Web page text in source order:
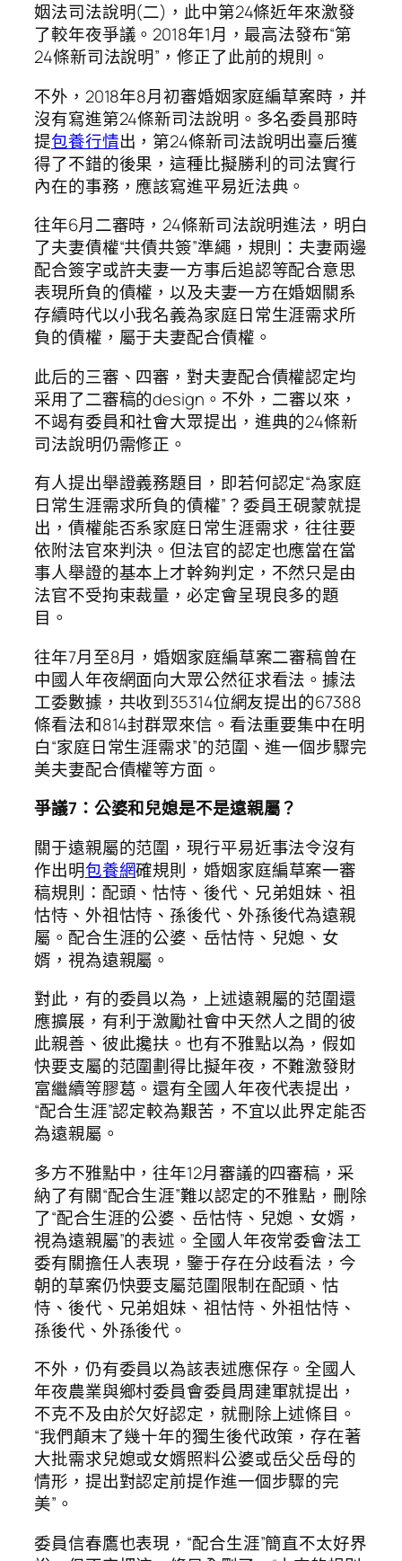
姻法司法說明(二)，此中第24條近年來激發
了較年夜爭議。2018年1月，最高法發布“第
24條新司法說明”，修正了此前的規則。
不外，2018年8月初審婚姻家庭編草案時，并
沒有寫進第24條新司法說明。多名委員那時
提包養行情出，第24條新司法說明出臺后獲
得了不錯的後果，這種比擬勝利的司法實行
內在的事務，應該寫進平易近法典。
往年6月二審時，24條新司法說明進法，明白
了夫妻債權“共債共簽”準繩，規則：夫妻兩邊
配合簽字或許夫妻一方事后追認等配合意思
表現所負的債權，以及夫妻一方在婚姻關系
存續時代以小我名義為家庭日常生涯需求所
負的債權，屬于夫妻配合債權。
此后的三審、四審，對夫妻配合債權認定均
采用了二審稿的design。不外，二審以來，
不竭有委員和社會大眾提出，進典的24條新
司法說明仍需修正。
有人提出舉證義務題目，即若何認定“為家庭
日常生涯需求所負的債權”？委員王硯蒙就提
出，債權能否系家庭日常生涯需求，往往要
依附法官來判決。但法官的認定也應當在當
事人舉證的基本上才幹夠判定，不然只是由
法官不受拘束裁量，必定會呈現良多的題
目。
往年7月至8月，婚姻家庭編草案二審稿曾在
中國人年夜網面向大眾公然征求看法。據法
工委數據，共收到35314位網友提出的67388
條看法和814封群眾來信。看法重要集中在明
白“家庭日常生涯需求”的范圍、進一個步驟完
美夫妻配合債權等方面。
爭議7：公婆和兒媳是不是遠親屬？
關于遠親屬的范圍，現行平易近事法令沒有
作出明包養網確規則，婚姻家庭編草案一審
稿規則：配頭、怙恃、後代、兄弟姐妹、祖
怙恃、外祖怙恃、孫後代、外孫後代為遠親
屬。配合生涯的公婆、岳怙恃、兒媳、女
婿，視為遠親屬。
對此，有的委員以為，上述遠親屬的范圍還
應擴展，有利于激勵社會中天然人之間的彼
此親善、彼此攙扶。也有不雅點以為，假如
快要支屬的范圍劃得比擬年夜，不難激發財
富繼續等膠葛。還有全國人年夜代表提出，
“配合生涯”認定較為艱苦，不宜以此界定能否
為遠親屬。
多方不雅點中，往年12月審議的四審稿，采
納了有關“配合生涯”難以認定的不雅點，刪除
了“配合生涯的公婆、岳怙恃、兒媳、女婿，
視為遠親屬”的表述。全國人年夜常委會法工
委有關擔任人表現，鑒于存在分歧看法，今
朝的草案仍快要支屬范圍限制在配頭、怙
恃、後代、兄弟姐妹、祖怙恃、外祖怙恃、
孫後代、外孫後代。
不外，仍有委員以為該表述應保存。全國人
年夜農業與鄉村委員會委員周建軍就提出，
不克不及由於欠好認定，就刪除上述條目。
“我們顛末了幾十年的獨生後代政策，存在著
大批需求兒媳或女婿照料公婆或岳父岳母的
情形，提出對認定前提作進一個步驟的完
美”。
委員信春鷹也表現，“配合生涯”簡直不太好界